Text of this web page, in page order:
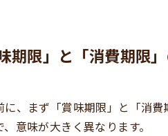
期限」と「消費期限
に、まず「賞味期限」と「消
意味が大きく異なります。